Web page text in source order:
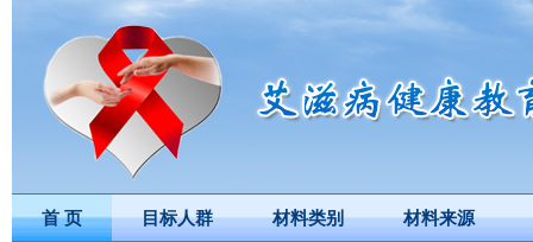
首 页 目标人群 材料类别 材料来源